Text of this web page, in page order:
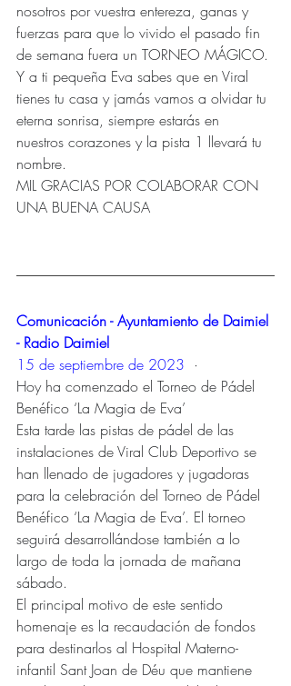
nosotros por vuestra entereza, ganas y
fuerzas para que lo vivido el pasado fin
de semana fuera un TORNEO MÁGICO.
Y a ti pequeña Eva sabes que en Viral
tienes tu casa y jamás vamos a olvidar tu
eterna sonrisa, siempre estarás en
nuestros corazones y la pista 1 llevará tu
nombre.
MIL GRACIAS POR COLABORAR CON
UNA BUENA CAUSA
Comunicación - Ayuntamiento de Daimiel
- Radio Daimiel
15 de septiembre de 2023 ·
Hoy ha comenzado el Torneo de Pádel
Benéfico ‘La Magia de Eva’
Esta tarde las pistas de pádel de las
instalaciones de Viral Club Deportivo se
han llenado de jugadores y jugadoras
para la celebración del Torneo de Pádel
Benéfico ‘La Magia de Eva’. El torneo
seguirá desarrollándose también a lo
largo de toda la jornada de mañana
sábado.
El principal motivo de este sentido
homenaje es la recaudación de fondos
para destinarlos al Hospital Materno-
infantil Sant Joan de Déu que mantiene